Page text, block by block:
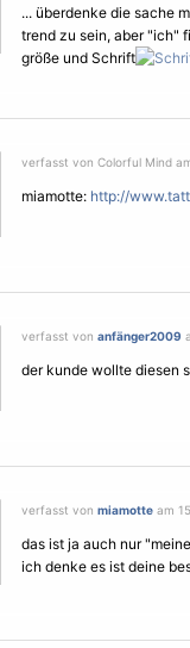
... überdenke die sache
trend zu sein, aber "ich"
größe und Schrift
verfasst von Colorful Mind
miamotte: http://
verfasst von anfänger2009
der kunde wollte diesen
verfasst von miamotte am
das ist ja auch nur
ich denke es ist deine